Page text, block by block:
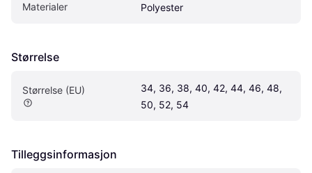
Materialer Polyester
Størrelse
Størrelse (EU)
34, 36, 38, 40, 42, 44, 46, 48,
50, 52, 54
Tilleggsinformasjon